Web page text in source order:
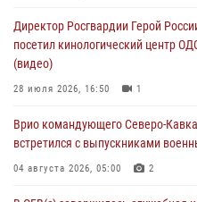
05 августа 2026, 12:40
Росгвардейцы приняли участие в
посвящённой 83‑й годовщине
05 августа 2026, 12:13 1
Директор Росгвардии Герой
посетил кинологический центр
(видео)
28 июля 2026, 16:50 1
Врио командующего Северо-
встретился с выпускниками
04 августа 2026, 05:00 2